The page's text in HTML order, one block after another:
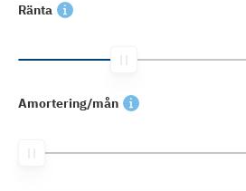
Ränta
Amortering/mån